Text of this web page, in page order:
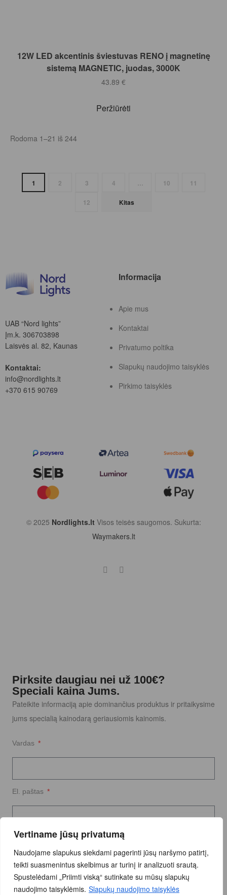
Vertiname jūsų privatumą
Naudojame slapukus siekdami pagerinti jūsų naršymo patirtį,
teikti suasmenintus skelbimus ar turinį ir analizuoti srautą.
Spustelėdami „Priimti viską“ sutinkate su mūsų slapukų
naudojimo taisyklėmis. Slapukų naudojimo taisyklės
Į KREPŠELĮ
12W LED akcentinis šviestuvas RENO į magnetinę
sistemą MAGNETIC, juodas, 3000K
43.89 €
Peržiūrėti
Rodoma 1–21 iš 244
1 2 3 4 … 10 11
12 Kitas
UAB “Nord lights”
Įm.k. 306703898
Laisvės al. 82, Kaunas
Kontaktai:
info@nordlights.lt
+370 615 90769
Informacija
Apie mus
Kontaktai
Privatumo poltika
Slapukų naudojimo taisyklės
Pirkimo taisyklės
© 2025 Nordlights.lt Visos teisės saugomos. Sukurta:
Waymakers.lt
Pirksite daugiau nei už 100€?
Speciali kaina Jums.
Pateikite informaciją apie dominančius produktus ir pritaikysime
jums specialią kainodarą geriausiomis kainomis.
Vardas
El. paštas
Užklausos tekstas